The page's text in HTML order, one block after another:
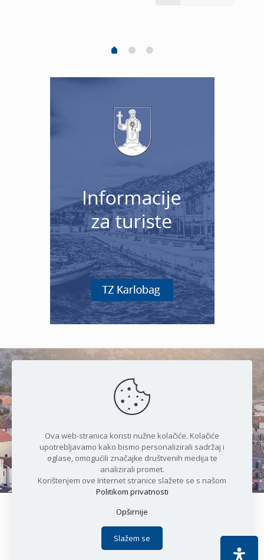
Čudesan spoj kristalnog mora i
prirode
Copyright © 2021 Općina Karlobag | Sva prava pridržana |
Politika privatnosti
Apoc IT
Ova web-stranica koristi nužne kolačiće. Kolačiće
upotrebljavamo kako bismo personalizirali sadržaj i
oglase, omogućili značajke društvenih medija te
analizirali promet.
Korištenjem ove Internet stranice slažete se s našom
Politikom privatnosti
Opširnije
Slažem se